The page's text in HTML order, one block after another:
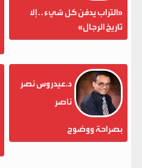
«التراب يدفن كل شيء . . إلا
تاريخ الرجال»
د.عيدروس نصر
ناصر
بصراحة ووضوح